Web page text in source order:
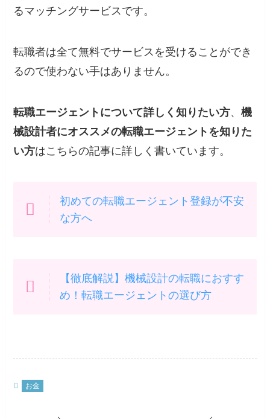
るマッチングサービスです。
転職者は全て無料でサービスを受けることができ
るので使わない手はありません。
転職エージェントについて詳しく知りたい方、機
械設計者にオススメの転職エージェントを知りた
い方はこちらの記事に詳しく書いています。
初めての転職エージェント登録が不安
な方へ
【徹底解説】機械設計の転職におすす
め！転職エージェントの選び方
お金